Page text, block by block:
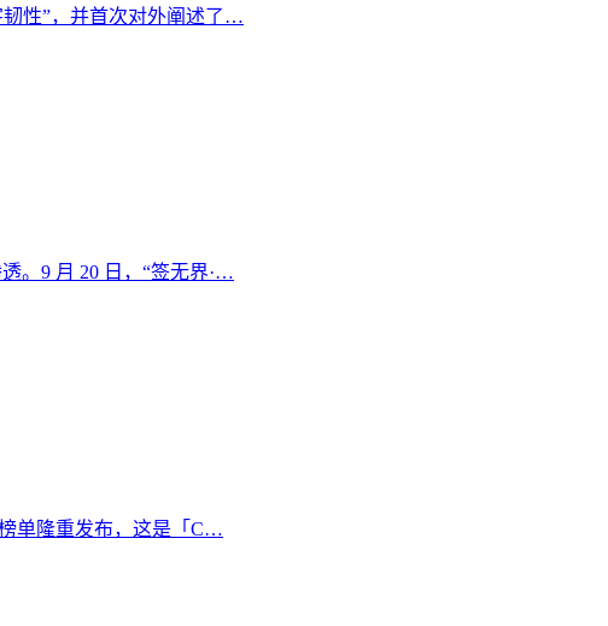
性”，并首次对外阐述了…
。9 月 20 日，“签无界·…
榜单隆重发布，这是「C…